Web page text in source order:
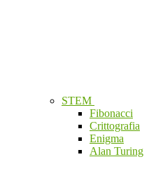
STEM
Fibonacci
Crittografia
Enigma
Alan Turing